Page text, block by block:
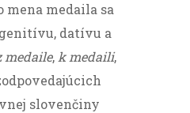
medaila sa
datívu a
medaile, k medaili,
slovenčiny